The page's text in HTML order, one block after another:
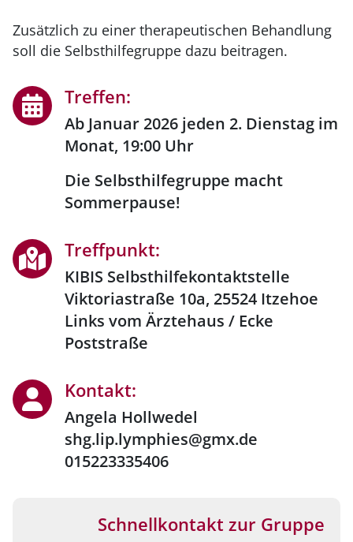
Zusätzlich zu einer therapeutischen Behandlung
soll die Selbsthilfegruppe dazu beitragen.
Treffen:
Ab Januar 2026 jeden 2. Dienstag im
Monat, 19:00 Uhr
Die Selbsthilfegruppe macht
Sommerpause!
Treffpunkt:
KIBIS Selbsthilfekontaktstelle
Viktoriastraße 10a, 25524 Itzehoe
Links vom Ärztehaus / Ecke
Poststraße
Kontakt:
Angela Hollwedel
shg.lip.lymphies@gmx.de
015223335406
Schnellkontakt zur Gruppe